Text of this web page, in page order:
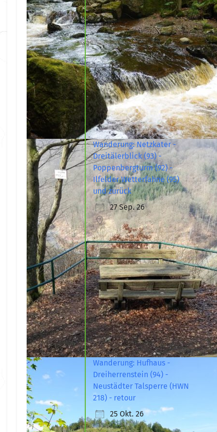
Wanderung: Netzkater -
Dreitälerblick (93) -
Poppenbergturm (92) -
Ilfelder Wetterfahne (95)
und zurück
27 Sep. 26
Wanderung: Hufhaus -
Dreiherrenstein (94) -
Neustädter Talsperre (HWN
218) - retour
25 Okt. 26